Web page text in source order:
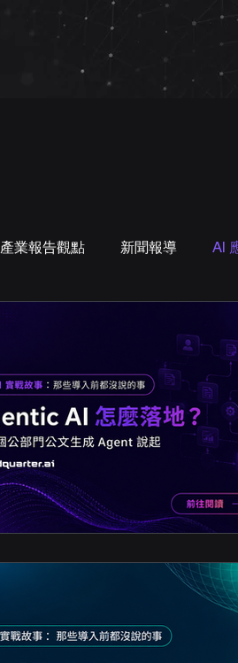
產業報告觀點 新聞報導 AI